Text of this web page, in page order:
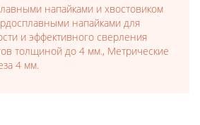
напайками и хвостовиком
напайками для
и эффективного сверления
толщиной до 4 мм., Метрические
4 мм.